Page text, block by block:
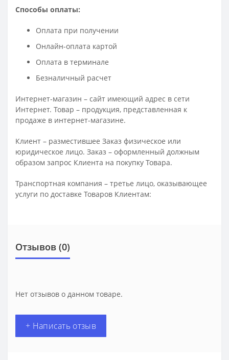
Способы оплаты:
Оплата при получении
Онлайн-оплата картой
Оплата в терминале
Безналичный расчет
Интернет-магазин – сайт имеющий адрес в сети
Интернет. Товар – продукция, представленная к
продаже в интернет-магазине.
Клиент – разместившее Заказ физическое или
юридическое лицо. Заказ – оформленный должным
образом запрос Клиента на покупку Товара.
Транспортная компания – третье лицо, оказывающее
услуги по доставке Товаров Клиентам:
Отзывов (0)
Нет отзывов о данном товаре.
+ Написать отзыв